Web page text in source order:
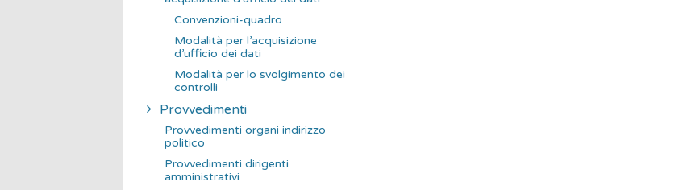
Convenzioni-quadro
Modalità per l’acquisizione
d’ufficio dei dati
Modalità per lo svolgimento dei
controlli
Provvedimenti
Provvedimenti organi indirizzo
politico
Provvedimenti dirigenti
amministrativi